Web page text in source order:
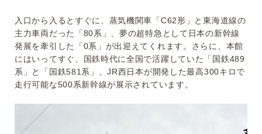
入口から入るとすぐに、蒸気機関車「C62形」と東海道線の
主力車両だった「80系」、夢の超特急として日本の新幹線
発展を牽引した「0系」が出迎えてくれます。さらに、本館
にはいってすぐ、国鉄時代に全国で活躍していた「国鉄489
系」と「国鉄581系」、JR西日本が開発した最高300キロで
走行可能な500系新幹線が展示されています。